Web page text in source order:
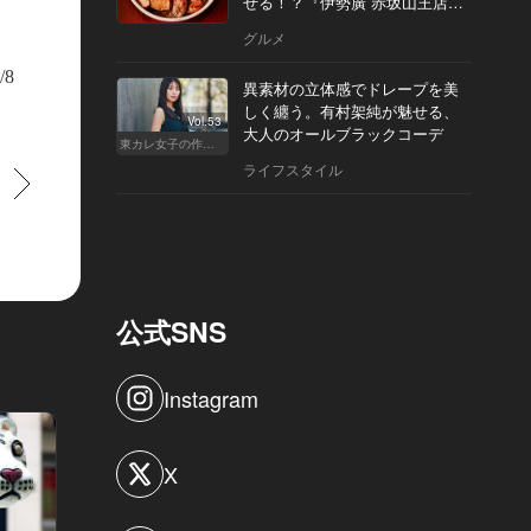
8
グルメ
Vol.53
東カレ女子の作り方
異素材の立体感でドレープを美
しく纏う。有村架純が魅せる、
大人のオールブラックコーデ
ライフスタイル
公式SNS
Instagram
X